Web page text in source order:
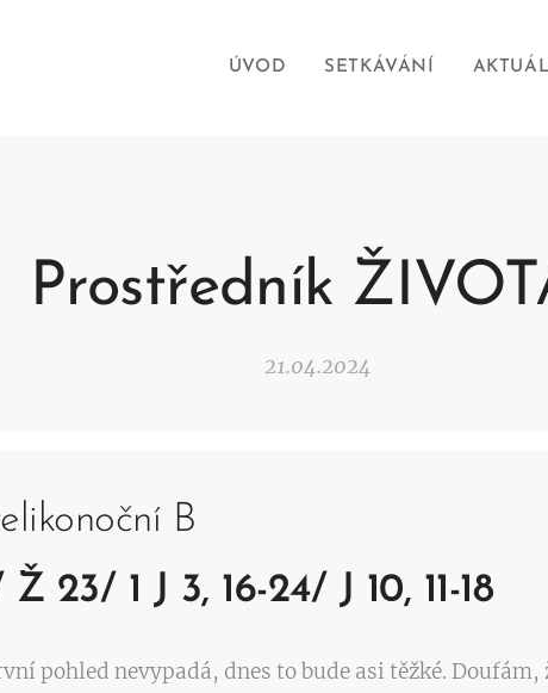
ÚVOD SETKÁVÁNÍ
Prostředník
21.04.2024
B
23/ 1 J 3, 16-24/ J 10, 11-18
pohled nevypadá, dnes to bude asi těžké. Doufám,